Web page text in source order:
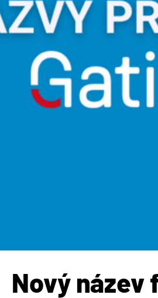
Nový název